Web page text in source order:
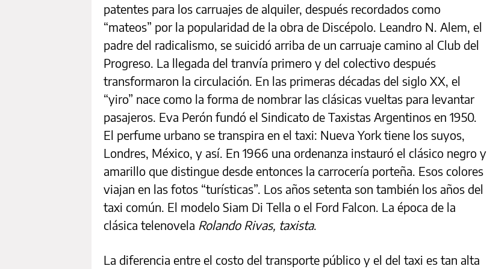
patentes para los carruajes de alquiler, después recordados como
“mateos” por la popularidad de la obra de Discépolo. Leandro N. Alem, el
padre del radicalismo, se suicidó arriba de un carruaje camino al Club del
Progreso. La llegada del tranvía primero y del colectivo después
transformaron la circulación. En las primeras décadas del siglo XX, el
“yiro” nace como la forma de nombrar las clásicas vueltas para levantar
pasajeros. Eva Perón fundó el Sindicato de Taxistas Argentinos en 1950.
El perfume urbano se transpira en el taxi: Nueva York tiene los suyos,
Londres, México, y así. En 1966 una ordenanza instauró el clásico negro y
amarillo que distingue desde entonces la carrocería porteña. Esos colores
viajan en las fotos “turísticas”. Los años setenta son también los años del
taxi común. El modelo Siam Di Tella o el Ford Falcon. La época de la
clásica telenovela Rolando Rivas, taxista.
La diferencia entre el costo del transporte público y el del taxi es tan alta